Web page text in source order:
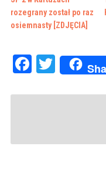
rozegrany został po raz
osiemnasty [ZDJĘCIA]
Facebook